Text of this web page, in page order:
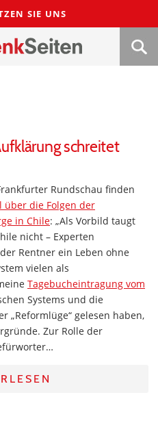
SIE UNS
schreitet
Rundschau finden
über die Folgen der
in Chile: „Als Vorbild taugt
nicht – Experten
Rentner ein Leben ohne
vielen als
Tagebucheintragung vom
Systems und die
„Reformlüge“ gelesen haben,
Zur Rolle der